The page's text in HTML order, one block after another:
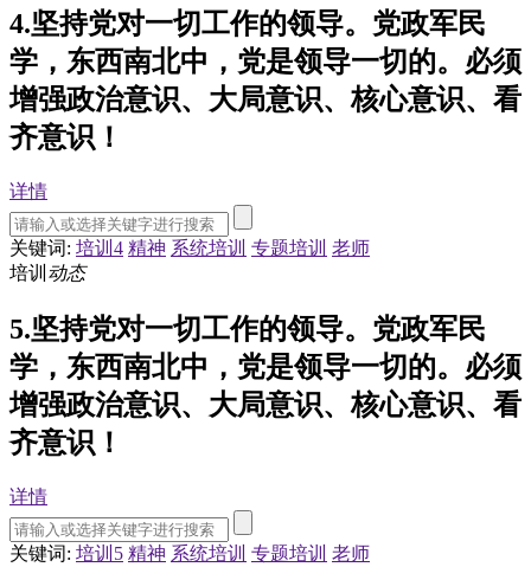
4.坚持党对一切工作的领导。党政军民
学，东西南北中，党是领导一切的。必须
增强政治意识、大局意识、核心意识、看
齐意识！
详情
关键词: 培训4 精神 系统培训 专题培训 老师
培训 动态
5.坚持党对一切工作的领导。党政军民
学，东西南北中，党是领导一切的。必须
增强政治意识、大局意识、核心意识、看
齐意识！
详情
关键词: 培训5 精神 系统培训 专题培训 老师